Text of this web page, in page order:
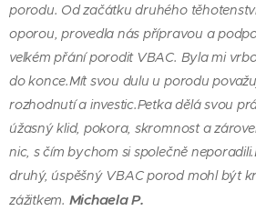
porodu. Od začátku druhého
oporou, provedla nás přípravou a
velkém přání porodit VBAC. Byla mi
do konce.Mít svou dulu u porodu
rozhodnutí a investic.Peťka dělá svou
úžasný klid, pokora, skromnost a
nic, s čím bychom si společně
druhý, úspěšný VBAC porod mohl být
zážitkem. Michaela P.